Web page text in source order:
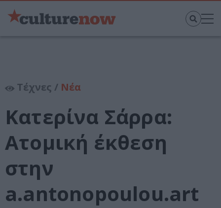
Τέχνες / Νέα
Κατερίνα Σάρρα:
Ατομική έκθεση
στην
a.antonopoulou.art